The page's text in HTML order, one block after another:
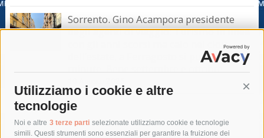
Utilizziamo i cookie e altre
tecnologie
Noi e altre 3 terze parti selezionate utilizziamo cookie e tecnologie
simili. Questi strumenti sono essenziali per garantire la fruizione dei
Sorrento. Gino Acampora presidente
degli agenti di viaggio: Turismo in linea
con gli anni scorsi ma calo nel clou
dell’estate, a Ferragosto si punta sul last
minute. Bene settembre e ottobre
Tag